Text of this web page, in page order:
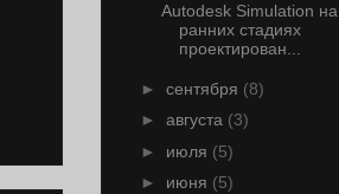
Autodesk Simulation на
ранних стадиях
проектирован...
► сентября (8)
► августа (3)
► июля (5)
► июня (5)